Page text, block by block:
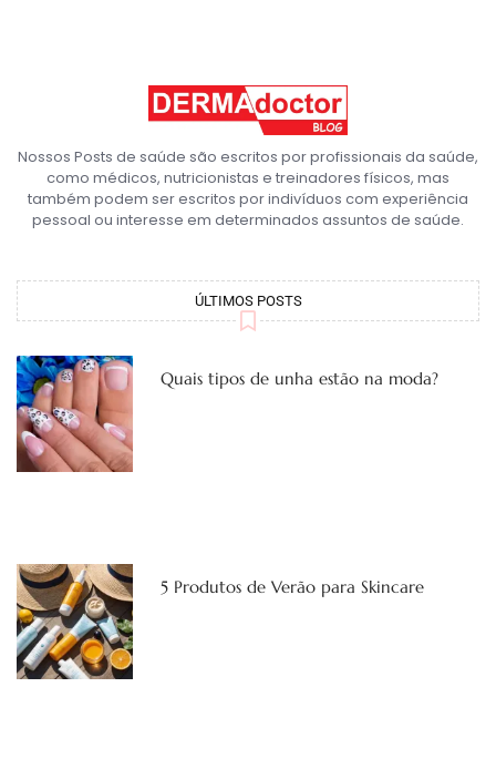
Nossos Posts de saúde são escritos por profissionais da saúde,
como médicos, nutricionistas e treinadores físicos, mas
também podem ser escritos por indivíduos com experiência
pessoal ou interesse em determinados assuntos de saúde.
ÚLTIMOS POSTS
Quais tipos de unha estão na moda?
5 Produtos de Verão para Skincare